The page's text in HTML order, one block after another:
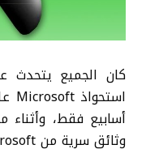
كان الجميع يتحدث
أسابيع فقط،